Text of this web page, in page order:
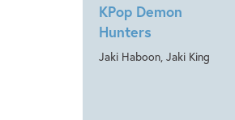
KPop Demon
Hunters
Jaki Haboon, Jaki King